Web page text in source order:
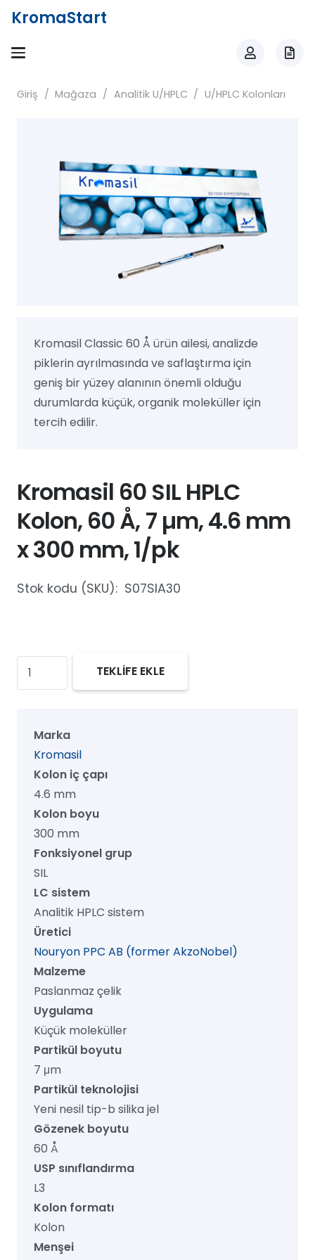
KromaStart
Giriş / Mağaza / Analitik U/HPLC / U/HPLC Kolonları
Kromasil Classic 60 Å ürün ailesi, analizde
piklerin ayrılmasında ve saflaştırma için
geniş bir yüzey alanının önemli olduğu
durumlarda küçük, organik moleküller için
tercih edilir.
Kromasil 60 SIL HPLC
Kolon, 60 Å, 7 µm, 4.6 mm
x 300 mm, 1/pk
Stok kodu (SKU): S07SIA30
Kromasil
60
Kolon,
µm,
mm
300
mm,
1/pk
adet
TEKLİFE EKLE
Marka
Kromasil
Kolon iç çapı
4.6 mm
Kolon boyu
300 mm
Fonksiyonel grup
SIL
LC sistem
Analitik HPLC sistem
Üretici
Nouryon PPC AB (former AkzoNobel)
Malzeme
Paslanmaz çelik
Uygulama
Küçük moleküller
Partikül boyutu
7 μm
Partikül teknolojisi
Yeni nesil tip-b silika jel
Gözenek boyutu
60 Å
USP sınıflandırma
L3
Kolon formatı
Kolon
Menşei